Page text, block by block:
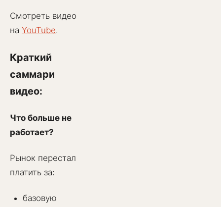
Смотреть видео
на YouTube.
Краткий
саммари
видео:
Что больше не
работает?
Рынок перестал
платить за:
базовую